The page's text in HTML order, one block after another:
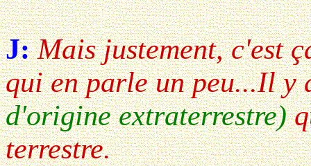
J:Mais justement, c'est
qui en parle un peu...Il
d'origine extraterrestre)
terrestre.